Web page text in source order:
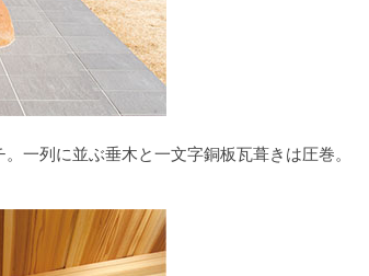
一列に並ぶ垂木と一文字銅板瓦葺きは圧巻。